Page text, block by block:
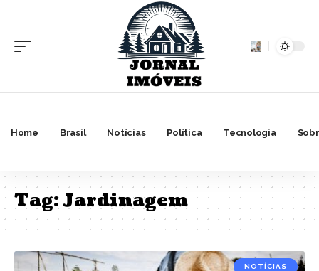
Home Brasil Notícias Política Tecnologia
Tag:Jardinagem
NOTÍCIAS